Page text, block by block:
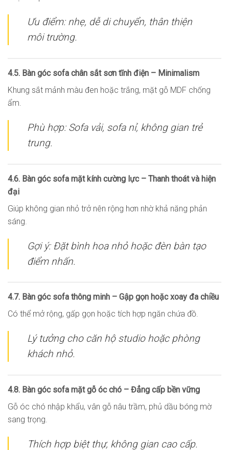
Ưu điểm: nhẹ, dễ di chuyển, thân thiện
môi trường.
4.5. Bàn góc sofa chân sắt sơn tĩnh điện – Minimalism
Khung sắt mảnh màu đen hoặc trắng, mặt gỗ MDF chống
ẩm.
Phù hợp: Sofa vải, sofa nỉ, không gian trẻ
trung.
4.6. Bàn góc sofa mặt kính cường lực – Thanh thoát và hiện
đại
Giúp không gian nhỏ trở nên rộng hơn nhờ khả năng phản
sáng.
Gợi ý: Đặt bình hoa nhỏ hoặc đèn bàn tạo
điểm nhấn.
4.7. Bàn góc sofa thông minh – Gập gọn hoặc xoay đa chiều
Có thể mở rộng, gấp gọn hoặc tích hợp ngăn chứa đồ.
Lý tưởng cho căn hộ studio hoặc phòng
khách nhỏ.
4.8. Bàn góc sofa mặt gỗ óc chó – Đẳng cấp bền vững
Gỗ óc chó nhập khẩu, vân gỗ nâu trầm, phủ dầu bóng mờ
sang trọng.
Thích hợp biệt thự, không gian cao cấp.